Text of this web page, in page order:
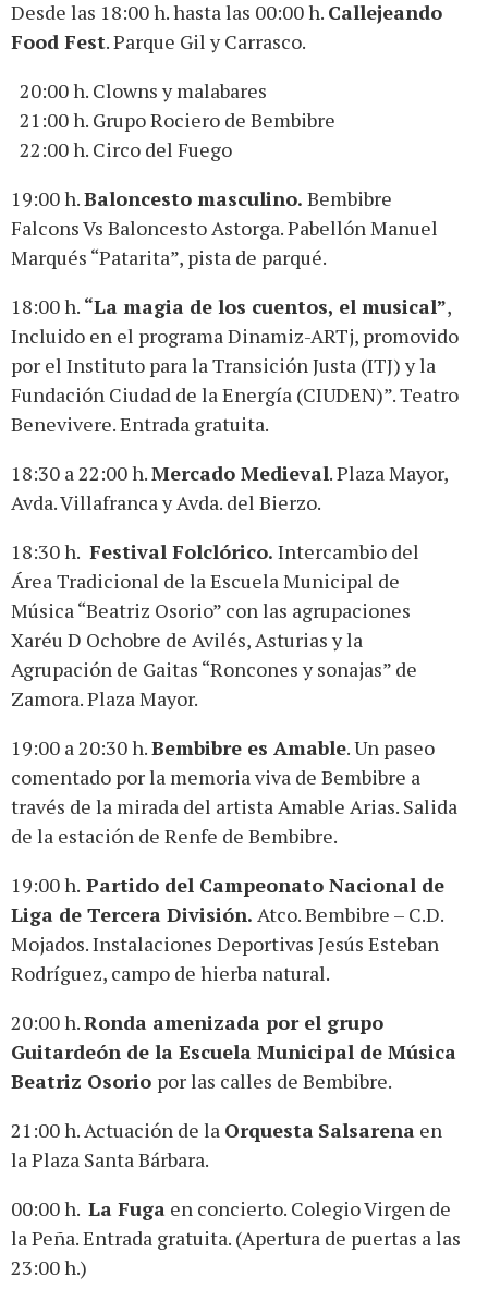
Desde las 18:00 h. hasta las 00:00 h. Callejeando
Food Fest. Parque Gil y Carrasco.
20:00 h. Clowns y malabares
21:00 h. Grupo Rociero de Bembibre
22:00 h. Circo del Fuego
19:00 h.Baloncesto masculino. Bembibre
Falcons Vs Baloncesto Astorga. Pabellón Manuel
Marqués “Patarita”, pista de parqué.
18:00 h. “La magia de los cuentos, el musical”,
Incluido en el programa Dinamiz-ARTj, promovido
por el Instituto para la Transición Justa (ITJ) y la
Fundación Ciudad de la Energía (CIUDEN)”. Teatro
Benevivere. Entrada gratuita.
18:30 a 22:00 h.Mercado Medieval. Plaza Mayor,
Avda. Villafranca y Avda. del Bierzo.
18:30 h. Festival Folclórico. Intercambio del
Área Tradicional de la Escuela Municipal de
Música “Beatriz Osorio” con las agrupaciones
Xaréu D Ochobre de Avilés, Asturias y la
Agrupación de Gaitas “Roncones y sonajas” de
Zamora. Plaza Mayor.
19:00 a 20:30 h.Bembibre es Amable. Un paseo
comentado por la memoria viva de Bembibre a
través de la mirada del artista Amable Arias. Salida
de la estación de Renfe de Bembibre.
19:00 h. Partido del Campeonato Nacional de
Liga de Tercera División. Atco. Bembibre – C.D.
Mojados. Instalaciones Deportivas Jesús Esteban
Rodríguez, campo de hierba natural.
20:00 h.Ronda amenizada por el grupo
Guitardeón de la Escuela Municipal de Música
Beatriz Osorio por las calles de Bembibre.
21:00 h. Actuación de la Orquesta Salsarena en
la Plaza Santa Bárbara.
00:00 h. La Fuga en concierto. Colegio Virgen de
la Peña. Entrada gratuita. (Apertura de puertas a las
23:00 h.)